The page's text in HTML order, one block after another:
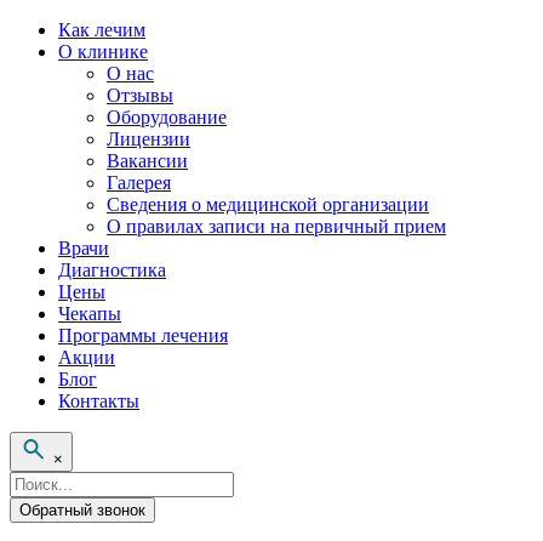
Как лечим
О клинике
О нас
Отзывы
Оборудование
Лицензии
Вакансии
Галерея
Сведения о медицинской организации
О правилах записи на первичный прием
Врачи
Диагностика
Цены
Чекапы
Программы лечения
Акции
Блог
Контакты
×
Поисковый
запрос
Обратный звонок